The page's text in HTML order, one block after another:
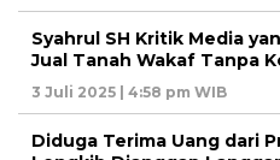
Syahrul SH Kritik Media
Jual Tanah Wakaf Tanpa
3 Juli 2025 | 4:58 pm WIB
Diduga Terima Uang dari